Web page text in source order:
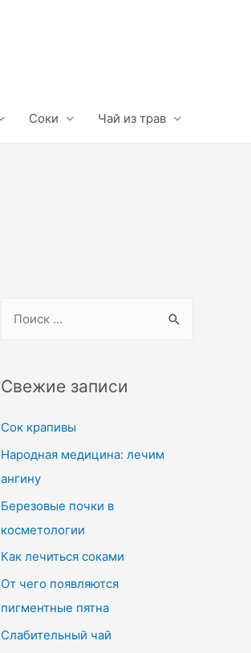
Соки Чай из трав
Свежие записи
Сок крапивы
Народная медицина: лечим
ангину
Березовые почки в
косметологии
Как лечиться соками
От чего появляются
пигментные пятна
Слабительный чай